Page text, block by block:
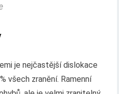
je nejčastější dislokace
všech zranění. Ramenní